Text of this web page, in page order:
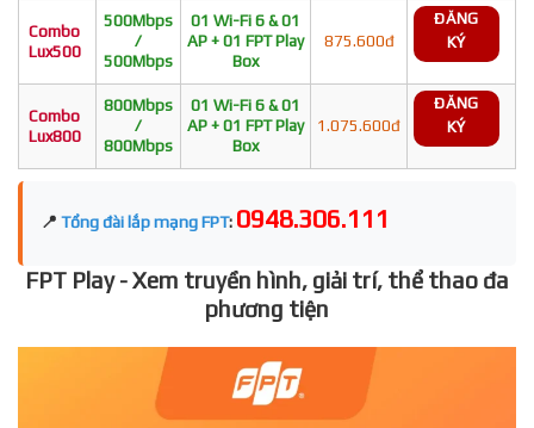
Combo
Lux500
500Mbps
/
500Mbps
01 Wi-Fi 6 & 01
AP + 01 FPT Play
Box
875.600đ
ĐĂNG
KÝ
Combo
Lux800
800Mbps
/
800Mbps
01 Wi-Fi 6 & 01
AP + 01 FPT Play
Box
1.075.600đ
ĐĂNG
KÝ
📍 Tổng đài lắp mạng FPT: 0948.306.111
FPT Play - Xem truyền hình, giải trí, thể thao đa
phương tiện